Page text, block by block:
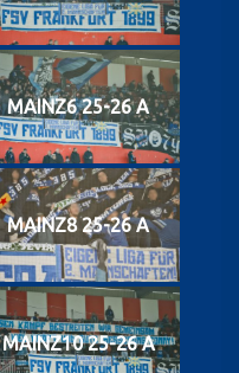
MAINZ6 25-26 A
MAINZ8 25-26 A
MAINZ10 25-26 A